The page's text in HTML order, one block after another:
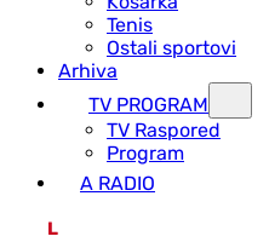
Tenis
Ostali sportovi
Arhiva
TV PROGRAM
ТV Raspored
Program
A RADIO
L